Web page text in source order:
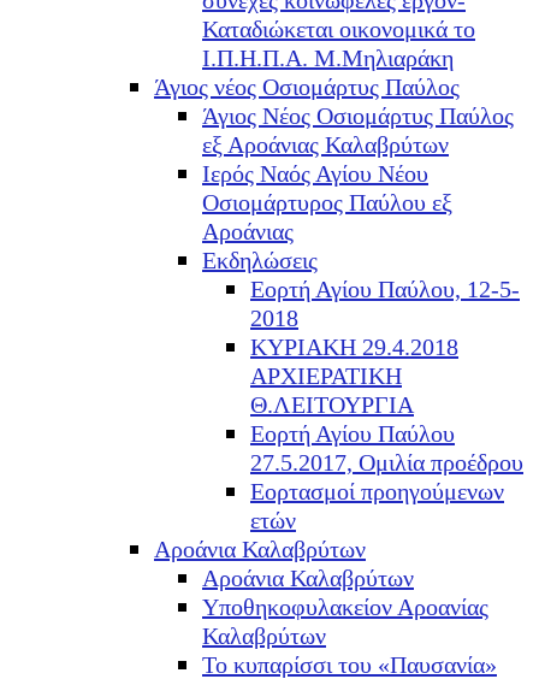
Καταδιώκεται οικονομικά το
Ι.Π.Η.Π.Α. Μ.Μηλιαράκη
Άγιος νέος Οσιομάρτυς Παύλος
Άγιος Νέος Οσιομάρτυς Παύλος
εξ Αροάνιας Καλαβρύτων
Ιερός Ναός Αγίου Νέου
Οσιομάρτυρος Παύλου εξ
Αροάνιας
Εκδηλώσεις
Εορτή Αγίου Παύλου, 12-5-
2018
ΚΥΡΙΑΚΗ 29.4.2018
ΑΡΧΙΕΡΑΤΙΚΗ
Θ.ΛΕΙΤΟΥΡΓΙΑ
Εορτή Αγίου Παύλου
27.5.2017, Ομιλία προέδρου
Εορτασμοί προηγούμενων
ετών
Αροάνια Καλαβρύτων
Αροάνια Καλαβρύτων
Υποθηκοφυλακείον Αροανίας
Καλαβρύτων
Το κυπαρίσσι του «Παυσανία»